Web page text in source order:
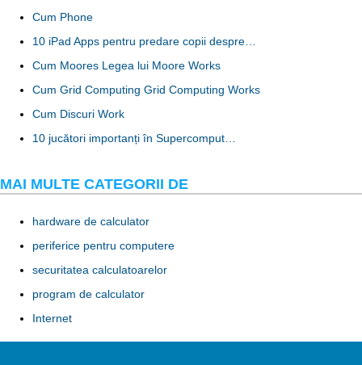
Cum Phone
10 iPad Apps pentru predare copii despre…
Cum Moores Legea lui Moore Works
Cum Grid Computing Grid Computing Works
Cum Discuri Work
10 jucători importanți în Supercomput…
MAI MULTE CATEGORII DE
hardware de calculator
periferice pentru computere
securitatea calculatoarelor
program de calculator
Internet